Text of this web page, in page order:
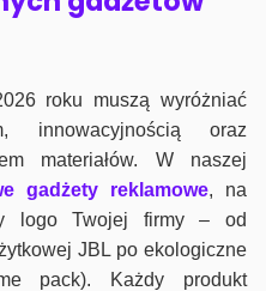
roku muszą wyróżniać
innowacyjnością oraz
materiałów. W naszej
gadżety reklamowe, na
logo Twojej firmy – od
JBL po ekologiczne
pack). Każdy produkt